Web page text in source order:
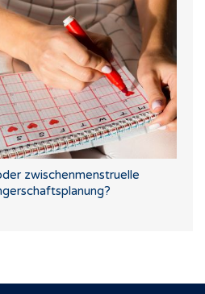
zwischenmenstruelle